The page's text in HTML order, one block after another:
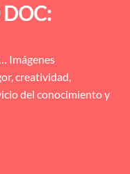
DOC:
Imágenes
creatividad,
del conocimiento y